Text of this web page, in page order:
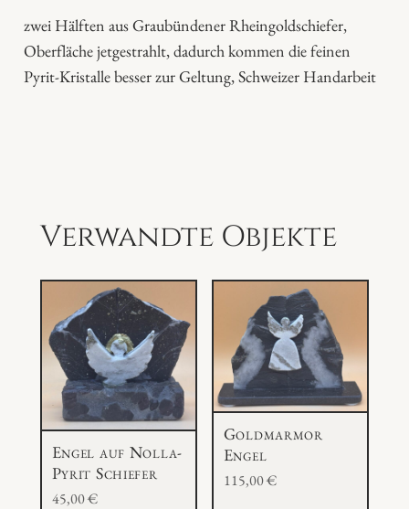
zwei Hälften aus Graubündener Rheingoldschiefer,
Oberfläche jetgestrahlt, dadurch kommen die feinen
Pyrit-Kristalle besser zur Geltung, Schweizer Handarbeit
Verwandte Objekte
Engel auf Nolla-
Pyrit Schiefer
45,00€
Goldmarmor
Engel
115,00€